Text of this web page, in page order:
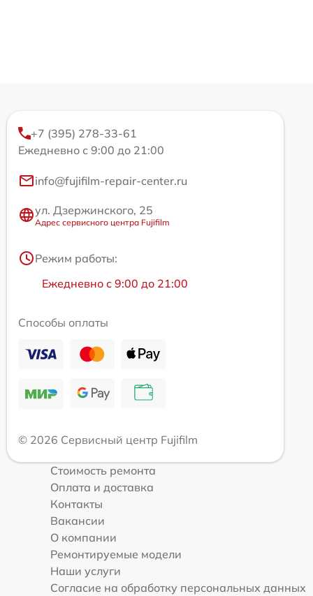
+7 (395) 278-33-61
Ежедневно с 9:00 до 21:00
info@fujifilm-repair-center.ru
ул. Дзержинского, 25
Адрес сервисного центра Fujifilm
Режим работы:
Ежедневно с 9:00 до 21:00
Способы оплаты
© 2026 Сервисный центр Fujifilm
Стоимость ремонта
Оплата и доставка
Контакты
Вакансии
О компании
Ремонтируемые модели
Наши услуги
Согласие на обработку персональных данных